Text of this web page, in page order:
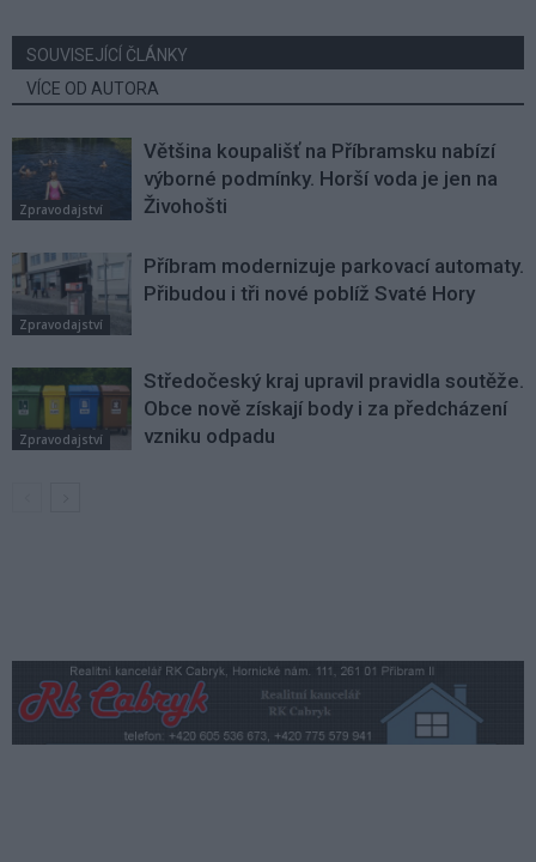
SOUVISEJÍCÍ ČLÁNKY
VÍCE OD AUTORA
Zpravodajství
Většina koupališť na Příbramsku nabízí
výborné podmínky. Horší voda je jen na
Živohošti
Zpravodajství
Příbram modernizuje parkovací automaty.
Přibudou i tři nové poblíž Svaté Hory
Zpravodajství
Středočeský kraj upravil pravidla soutěže.
Obce nově získají body i za předcházení
vzniku odpadu